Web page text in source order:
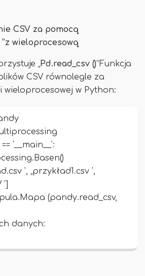
CSV za pomocą
”z wieloprocesową
„Pd.read_csv ()”Funkcja
CSV równolegle za
w Python:
'__main__':
', „przykład1.csv ',
']
(pandy.read_csv,
danych: